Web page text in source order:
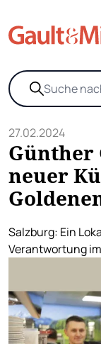
27.02.2024
Günther
neuer
Salzburg: Ein
Verantwortung